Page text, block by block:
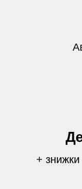
+ знижки